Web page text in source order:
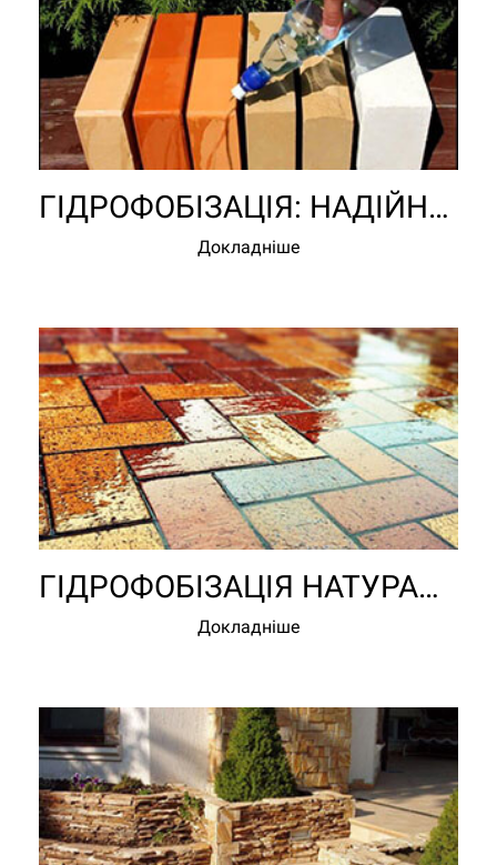
ГІДРОФОБІЗАЦІЯ: НАДІЙНИЙ ЗАХИСТ ВІД ВОЛОГИ
Докладніше
ГІДРОФОБІЗАЦІЯ НАТУРАЛЬНОГО КАМНЯ
Докладніше